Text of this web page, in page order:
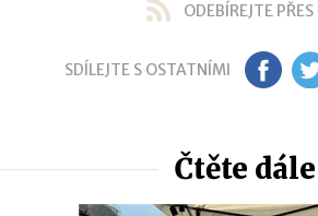
ODEBÍREJTE PŘES
SDÍLEJTE S OSTATNÍMI FB
Čtěte dále